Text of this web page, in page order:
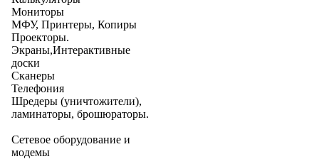
Мониторы
МФУ, Принтеры, Копиры
Проекторы.
Экраны,Интерактивные
доски
Сканеры
Телефония
Шредеры (уничтожители),
ламинаторы, брошюраторы.
Сетевое оборудование и
модемы